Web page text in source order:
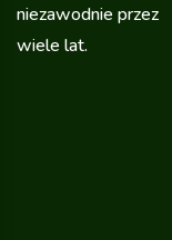
niezawodnie przez
wiele lat.